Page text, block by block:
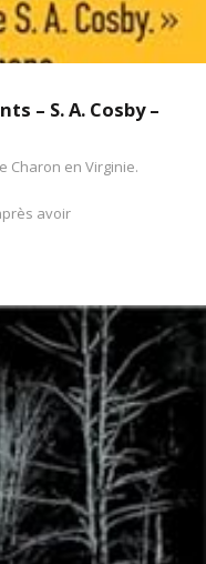
– S. A. Cosby –
Charon en Virginie.
avoir